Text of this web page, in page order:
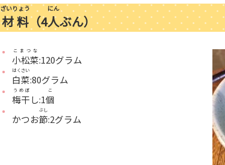
材料
ざいりょう
（4人
にん
ぶん）
小松菜
こまつな
:120グラム
白菜
はくさい
:80グラム
梅干
うめぼ
し:1個
こ
かつお節
ぶし
:2グラム